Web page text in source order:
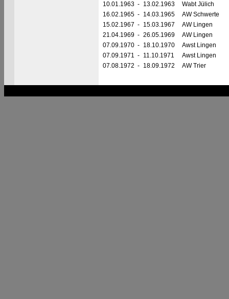
10.01.1963 - 13.02.1963
Wabt Jülich
16.02.1965 - 14.03.1965
AW Schwerte
15.02.1967 - 15.03.1967
AW Lingen
21.04.1969 - 26.05.1969
AW Lingen
07.09.1970 - 18.10.1970
Awst Lingen
07.09.1971 - 11.10.1971
Awst Lingen
07.08.1972 - 18.09.1972 AW Trier